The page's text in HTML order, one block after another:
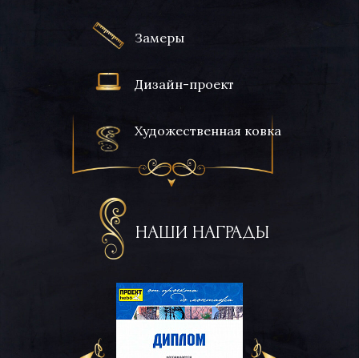
Замеры
Дизайн-проект
Художественная ковка
НАШИ НАГРАДЫ